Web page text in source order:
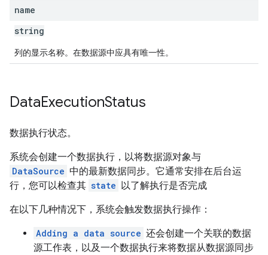
name
string
列的显示名称。在数据源中应具有唯一性。
DataExecutionStatus
数据执行状态。
系统会创建一个数据执行，以将数据源对象与
DataSource 中的最新数据同步。它通常安排在后台运
行，您可以检查其 state 以了解执行是否完成
在以下几种情况下，系统会触发数据执行操作：
Adding a data source 还会创建一个关联的数据
源工作表，以及一个数据执行来将数据从数据源同步